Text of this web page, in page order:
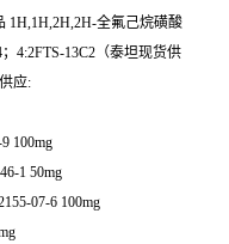
1H,1H,2H,2H-全氟己烷磺酸
4:2FTS-13C2（泰坦现货供
应:
100mg
1 50mg
07-6 100mg